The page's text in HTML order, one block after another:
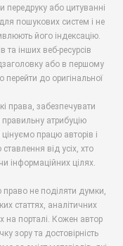
або цитуванні
пошукових систем і не
його індексацію.
інших веб-ресурсів
або в першому
до оригінальної
права, забезпечувати
правильну атрибуцію
працю авторів і
від усіх, хто
інформаційних цілях.
не поділяти думки,
статтях, аналітичних
на порталі. Кожен автор
зору та достовірність